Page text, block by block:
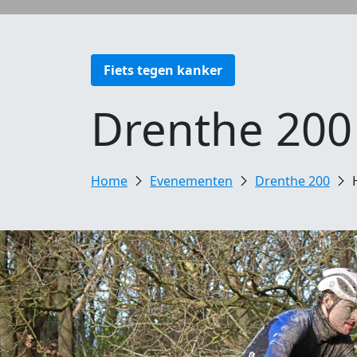
Fiets tegen kanker
Drenthe 200
Evenementen Drenthe 200